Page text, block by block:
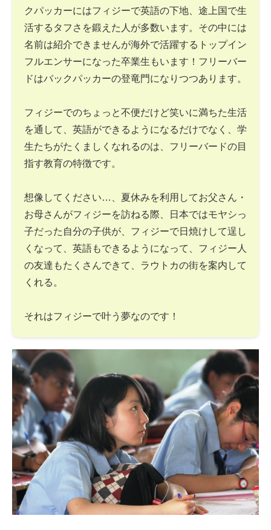
クパッカーにはフィジーで英語の下地、途上国で生
活するタフさを鍛えた人が多数います。その中には
名前は紹介できませんが海外で活躍するトップイン
フルエンサーになった卒業生もいます！フリーバー
ドはバックパッカーの登竜門になりつつあります。
フィジーでのちょっと不便だけど笑いに満ちた生活
を通して、英語ができるようになるだけでなく、学
生たちがたくましくなれるのは、フリーバードの目
指す教育の特徴です。
想像してください…、夏休みを利用してお父さん・
お母さんがフィジーを訪ねる際、日本ではモヤシっ
子だった自分の子供が、フィジーで日焼けして逞し
くなって、英語もできるようになって、フィジー人
の友達もたくさんできて、ラウトカの街を案内して
くれる。
それはフィジーで叶う夢なのです！